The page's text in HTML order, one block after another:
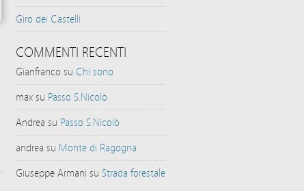
Giro dei Castelli
COMMENTI RECENTI
Gianfranco su Chi sono
max su Passo S.Nicolò
Andrea su Passo S.Nicolò
andrea su Monte di Ragogna
Giuseppe Armani su Strada forestale